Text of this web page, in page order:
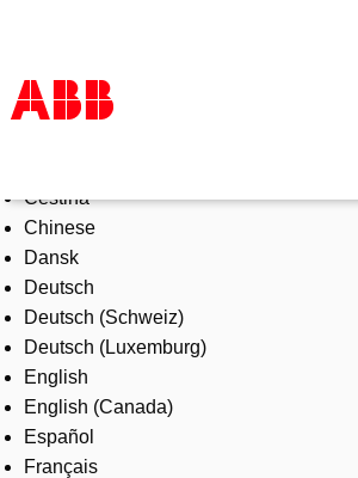
Products & Solutions
Industries
Services
About us
Where to buy
Contact us
Careers
Čeština
Chinese
Dansk
Deutsch
Deutsch (Schweiz)
Deutsch (Luxemburg)
English
English (Canada)
Español
Français